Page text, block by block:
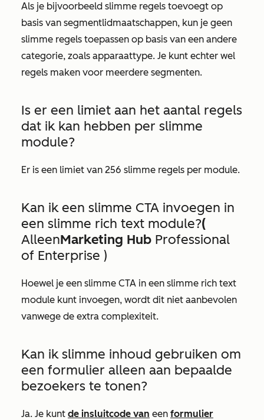
Als je bijvoorbeeld slimme regels toevoegt op
basis van segmentlidmaatschappen, kun je geen
slimme regels toepassen op basis van een andere
categorie, zoals apparaattype. Je kunt echter wel
regels maken voor meerdere segmenten.
Is er een limiet aan het aantal regels
dat ik kan hebben per slimme
module?
Er is een limiet van 256 slimme regels per module.
Kan ik een slimme CTA invoegen in
een slimme rich text module?(
AlleenMarketing Hub Professional
of Enterprise )
Hoewel je een slimme CTA in een slimme rich text
module kunt invoegen, wordt dit niet aanbevolen
vanwege de extra complexiteit.
Kan ik slimme inhoud gebruiken om
een formulier alleen aan bepaalde
bezoekers te tonen?
Ja. Je kunt de insluitcode van een formulier